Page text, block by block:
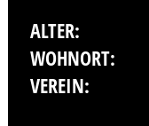
ALTER:
WOHNORT:
VEREIN: